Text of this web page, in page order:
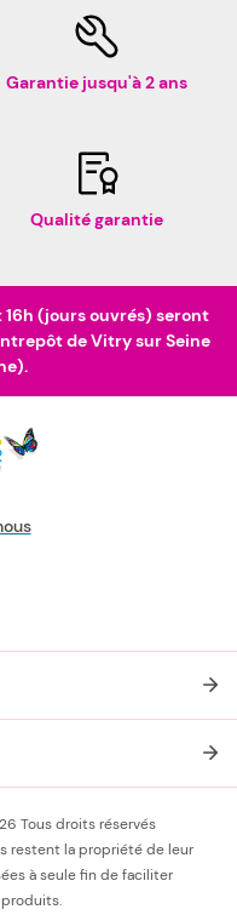
Garantie jusqu'à 2 ans
Qualité garantie
16h (jours ouvrés) seront
de Vitry sur Seine
Tous droits réservés
restent la propriété de leur
à seule fin de faciliter